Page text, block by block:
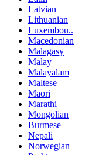
Latvian
Lithuanian
Luxembou..
Macedonian
Malagasy
Malay
Malayalam
Maltese
Maori
Marathi
Mongolian
Burmese
Nepali
Norwegian